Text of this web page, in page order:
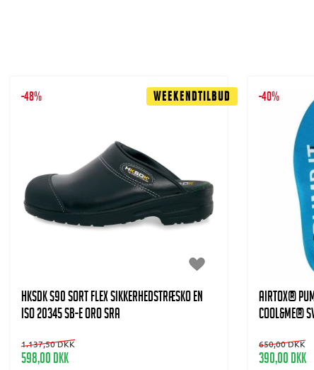
Weekendtilbud
-48%
HKSDK S90 Sort flex Sikkerhedstræsko EN
ISO 20345 SB-E ORO SRA
1.137,50 DKK
598,00 DKK
-40%
AIRTOX®
Cool&Me®
650,00 DKK
390,00 DKK